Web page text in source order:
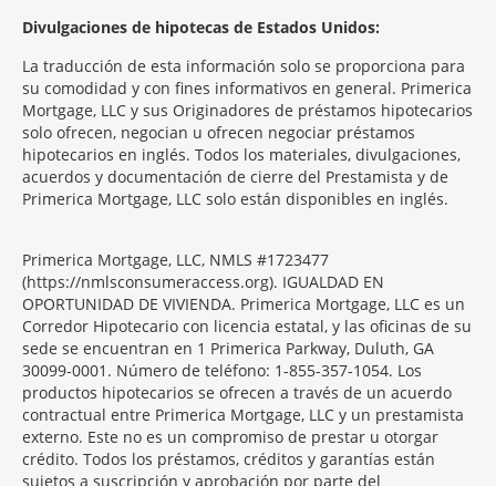
Morgage
Section
Divulgaciones de hipotecas de Estados Unidos:
La traducción de esta información solo se proporciona para
su comodidad y con fines informativos en general. Primerica
Mortgage, LLC y sus Originadores de préstamos hipotecarios
solo ofrecen, negocian u ofrecen negociar préstamos
hipotecarios en inglés. Todos los materiales, divulgaciones,
acuerdos y documentación de cierre del Prestamista y de
Primerica Mortgage, LLC solo están disponibles en inglés.
Primerica Mortgage, LLC, NMLS #1723477
(https://nmlsconsumeraccess.org). IGUALDAD EN
OPORTUNIDAD DE VIVIENDA. Primerica Mortgage, LLC es un
Corredor Hipotecario con licencia estatal, y las oficinas de su
sede se encuentran en 1 Primerica Parkway, Duluth, GA
30099-0001. Número de teléfono: 1-855-357-1054. Los
productos hipotecarios se ofrecen a través de un acuerdo
contractual entre Primerica Mortgage, LLC y un prestamista
externo. Este no es un compromiso de prestar u otorgar
crédito. Todos los préstamos, créditos y garantías están
sujetos a suscripción y aprobación por parte del